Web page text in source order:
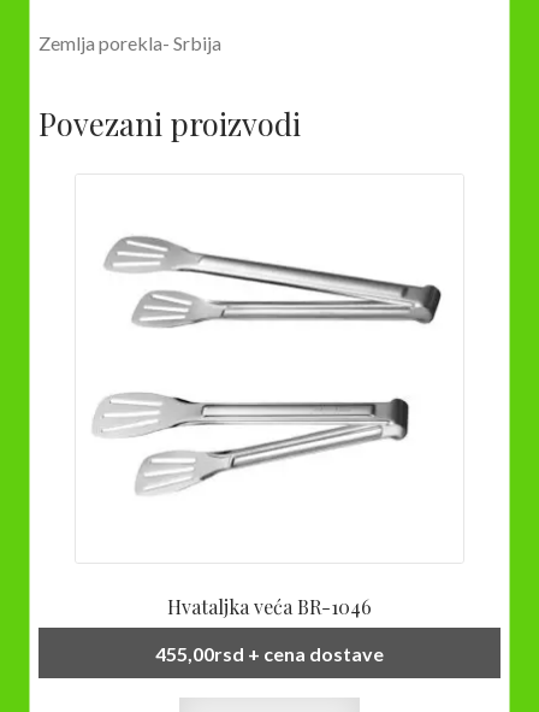
Zemlja porekla- Srbija
Povezani proizvodi
Hvataljka veća BR-1046
455,00rsd + cena dostave